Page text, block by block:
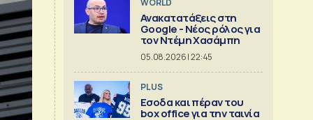
WORLD
Ανακατατάξεις στη
Google - Νέος ρόλος για
τον Ντέμη Χασάμπη
05.08.2026 | 22:45
PLUS
Εσοδα και πέραν του
box office για την ταινία